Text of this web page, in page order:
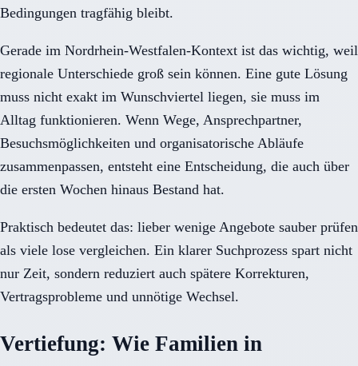
Bedingungen tragfähig bleibt.
Gerade im Nordrhein-Westfalen-Kontext ist das wichtig, weil
regionale Unterschiede groß sein können. Eine gute Lösung
muss nicht exakt im Wunschviertel liegen, sie muss im
Alltag funktionieren. Wenn Wege, Ansprechpartner,
Besuchsmöglichkeiten und organisatorische Abläufe
zusammenpassen, entsteht eine Entscheidung, die auch über
die ersten Wochen hinaus Bestand hat.
Praktisch bedeutet das: lieber wenige Angebote sauber prüfen
als viele lose vergleichen. Ein klarer Suchprozess spart nicht
nur Zeit, sondern reduziert auch spätere Korrekturen,
Vertragsprobleme und unnötige Wechsel.
Vertiefung: Wie Familien in